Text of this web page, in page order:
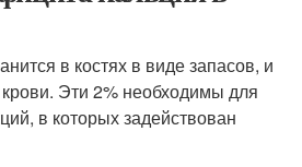
в костях в виде запасов, и
Эти 2% необходимы для
в которых задействован